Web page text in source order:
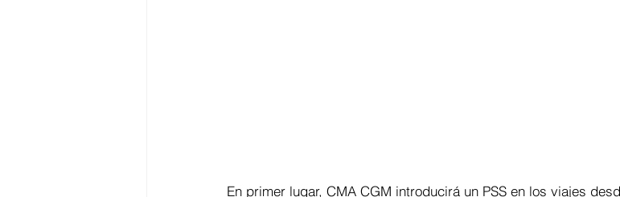
En primer lugar, CMA CGM introducirá un PSS en los viajes